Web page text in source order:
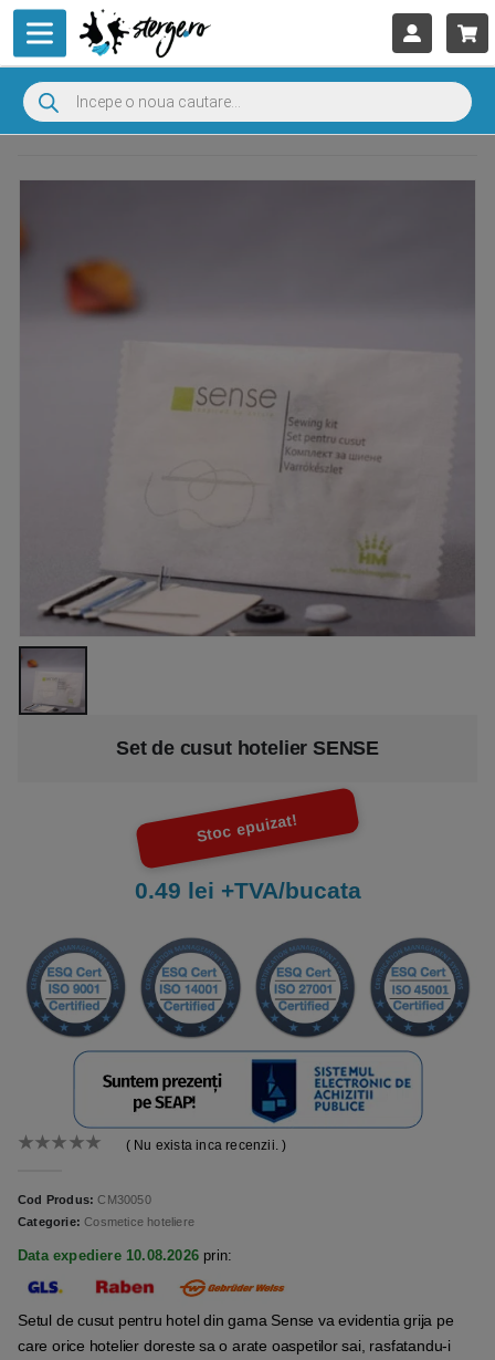
Set de cusut hotelier SENSE
( Nu exista inca recenzii. )
Cod Produs:CM30050
Categorie:Cosmetice hoteliere
Data expediere 10.08.2026 prin:
Setul de cusut pentru hotel din gama Sense va evidentia grija pe
care orice hotelier doreste sa o arate oaspetilor sai, rasfatandu-i
Stoc epuizat!
0.49 lei +TVA/bucata